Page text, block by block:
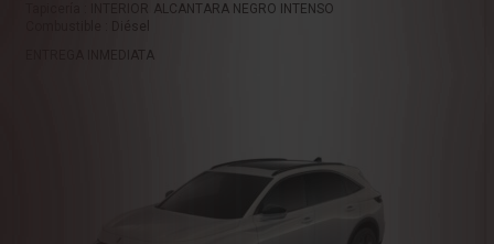
Tapicería : INTERIOR ALCANTARA NEGRO INTENSO
ENTREGA INMEDIATA